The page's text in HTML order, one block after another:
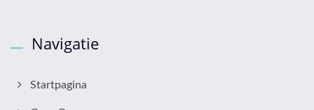
Navigatie
Startpagina